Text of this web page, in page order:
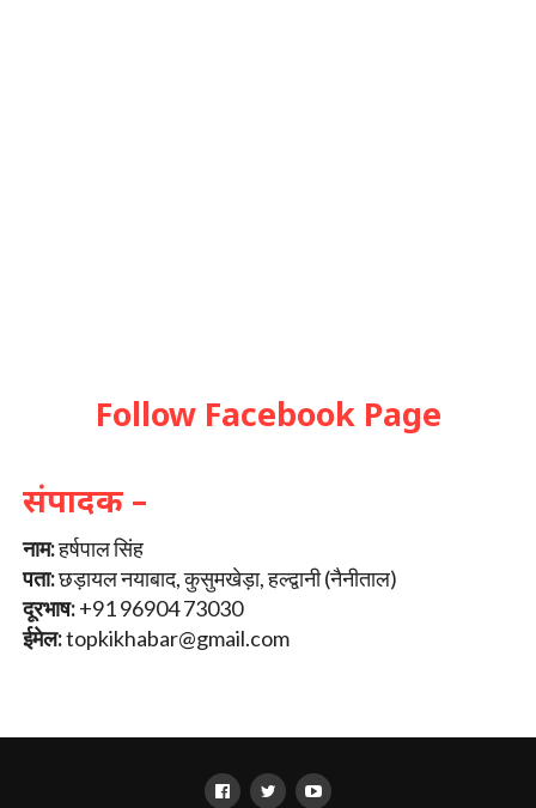
Follow Facebook Page
संपादक –
नाम:हर्षपाल सिंह
पता:छड़ायल नयाबाद, कुसुमखेड़ा, हल्द्वानी (नैनीताल)
दूरभाष:+91 96904 73030
ईमेल:topkikhabar@gmail.com